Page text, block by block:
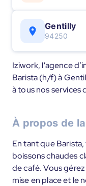
Gentilly
94250
Iziwork, l'agence
Barista (h/f) à
à tous nos services
À propos de
En tant que
boissons chaudes
de café. Vous
mise en place et le